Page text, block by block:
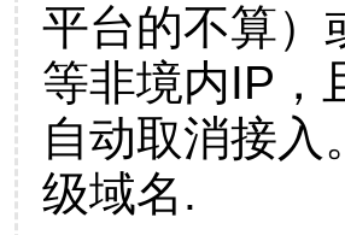
平台的不算）
等非境内IP，
自动取消接入
级域名.